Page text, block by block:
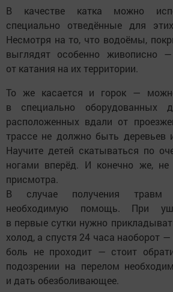
В качестве катка можно
специально отведённые для
Несмотря на то, что водоёмы,
выглядят особенно живописно —
от катания на их территории.
То же касается и горок —
в специально оборудованных
расположенных вдали от
трассе не должно быть деревьев
Научите детей скатываться по
ногами вперёд. И конечно же, не
присмотра.
В случае получения травм
необходимую помощь. При
в первые сутки нужно
холод, а спустя 24 часа наоборот —
боль не проходит — стоит
подозрении на перелом
и дать обезболивающее.